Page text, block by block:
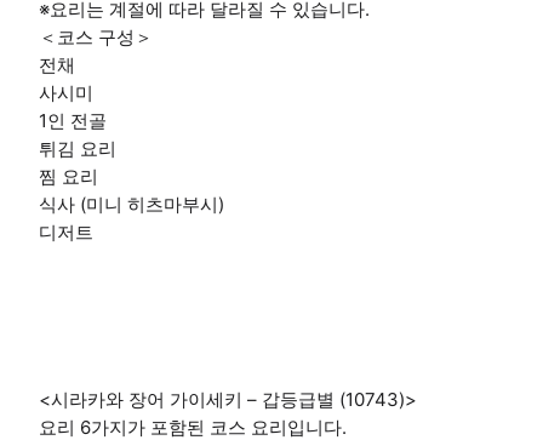
※요리는 계절에 따라 달라질 수 있습니다.
＜코스 구성＞
전채
사시미
1인 전골
튀김 요리
찜 요리
식사 (미니 히츠마부시)
디저트
<시라카와 장어 가이세키 – 갑등급별 (10743)>
요리 6가지가 포함된 코스 요리입니다.